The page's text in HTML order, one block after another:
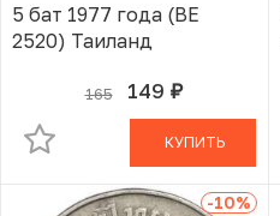
5 бат 1977 года (BE
2520) Таиланд
165 149 руб.
В КОРЗИНЕ
КУПИТЬ
-10%